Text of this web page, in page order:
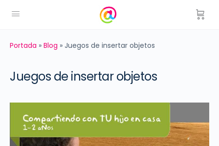
Portada » Blog » Juegos de insertar objetos
Juegos de insertar objetos